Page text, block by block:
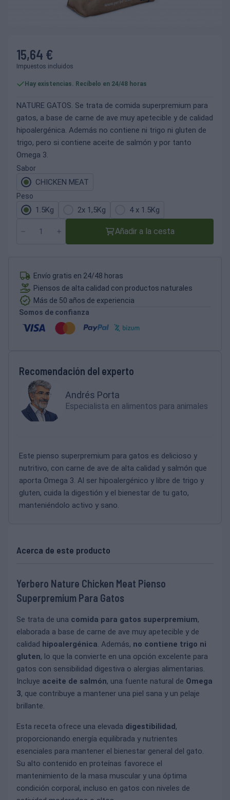
15,64 €
Impuestos incluidos
Hay existencias. Recíbelo en 24/48 horas
NATURE GATOS. Se trata de comida superpremium para
gatos, a base de carne de ave muy apetecible y de calidad
hipoalergénica. Además no contiene ni trigo ni gluten de
trigo, pero si contiene aceite de salmón y por tanto
Omega 3.
Sabor
CHICKEN MEAT
Peso
1.5Kg 2x 1,5Kg 4 x 1.5Kg
Añadir a la cesta
Envío gratis en 24/48 horas
Piensos de alta calidad con productos naturales
Más de 50 años de experiencia
Somos de confianza
Recomendación del experto
Andrés Porta
Especialista en alimentos para animales
Este pienso superpremium para gatos es delicioso y
nutritivo, con carne de ave de alta calidad y salmón que
aporta Omega 3. Al ser hipoalergénico y libre de trigo y
gluten, cuida la digestión y el bienestar de tu gato,
manteniéndolo activo y sano.
Acerca de este producto
Yerbero Nature Chicken Meat Pienso
Superpremium Para Gatos
Se trata de una comida para gatos superpremium,
elaborada a base de carne de ave muy apetecible y de
calidad hipoalergénica. Además, no contiene trigo ni
gluten, lo que la convierte en una opción excelente para
gatos con sensibilidad digestiva o alergias alimentarias.
Incluye aceite de salmón, una fuente natural de Omega
3, que contribuye a mantener una piel sana y un pelaje
brillante.
Esta receta ofrece una elevada digestibilidad,
proporcionando energía equilibrada y nutrientes
esenciales para mantener el bienestar general del gato.
Su alto contenido en proteínas favorece el
mantenimiento de la masa muscular y una óptima
condición corporal, incluso en gatos con niveles de